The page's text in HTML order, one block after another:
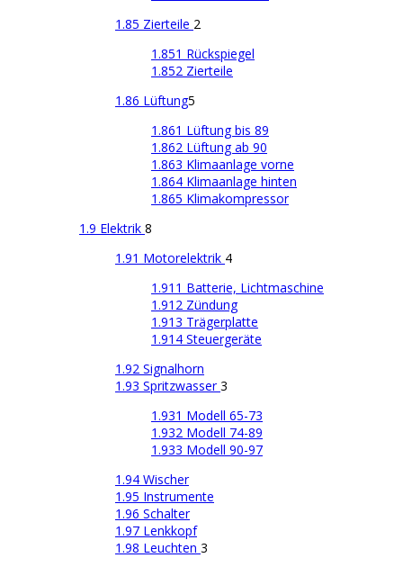
1.85 Zierteile 2
1.851 Rückspiegel
1.852 Zierteile
1.86 Lüftung5
1.861 Lüftung bis 89
1.862 Lüftung ab 90
1.863 Klimaanlage vorne
1.864 Klimaanlage hinten
1.865 Klimakompressor
1.9 Elektrik 8
1.91 Motorelektrik 4
1.911 Batterie, Lichtmaschine
1.912 Zündung
1.913 Trägerplatte
1.914 Steuergeräte
1.92 Signalhorn
1.93 Spritzwasser3
1.931 Modell 65-73
1.932 Modell 74-89
1.933 Modell 90-97
1.94 Wischer
1.95 Instrumente
1.96 Schalter
1.97 Lenkkopf
1.98 Leuchten 3